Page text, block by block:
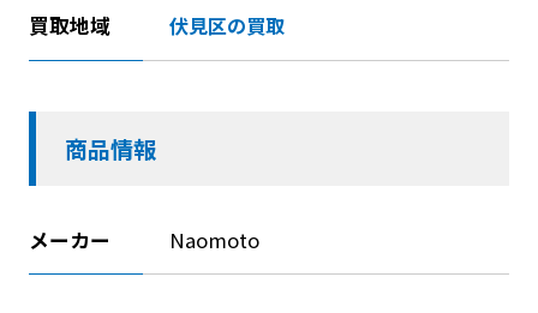
買取地域 伏見区の買取
商品情報
メーカー Naomoto